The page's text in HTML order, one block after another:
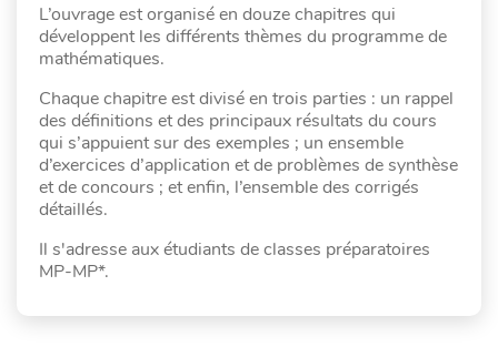
L’ouvrage est organisé en douze chapitres qui
développent les différents thèmes du programme de
mathématiques.
Chaque chapitre est divisé en trois parties : un rappel
des définitions et des principaux résultats du cours
qui s’appuient sur des exemples ; un ensemble
d’exercices d’application et de problèmes de synthèse
et de concours ; et enfin, l’ensemble des corrigés
détaillés.
Il s'adresse aux étudiants de classes préparatoires
MP-MP*.